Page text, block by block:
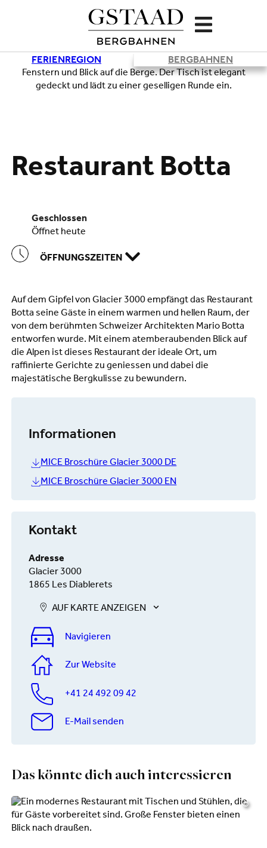
FERIENREGION BERGBAHNEN
Restaurant Botta
geschlossen
öffnet heute
ÖFFNUNGSZEITEN
Auf dem Gipfel von Glacier 3000 empfängt das Restaurant
Botta seine Gäste in einem warmen und hellen Raum, der
von dem berühmten Schweizer Architekten Mario Botta
entworfen wurde. Mit einem atemberaubenden Blick auf
die Alpen ist dieses Restaurant der ideale Ort, um
raffinierte Gerichte zu geniessen und dabei die
majestätische Bergkulisse zu bewundern.
Informationen
MICE Broschüre Glacier 3000 DE
MICE Broschüre Glacier 3000 EN
Kontakt
Adresse
Glacier 3000
1865 Les Diablerets
AUF KARTE ANZEIGEN
Navigieren
Zur Website
+41 24 492 09 42
E-Mail senden
Das könnte dich auch interessieren
©